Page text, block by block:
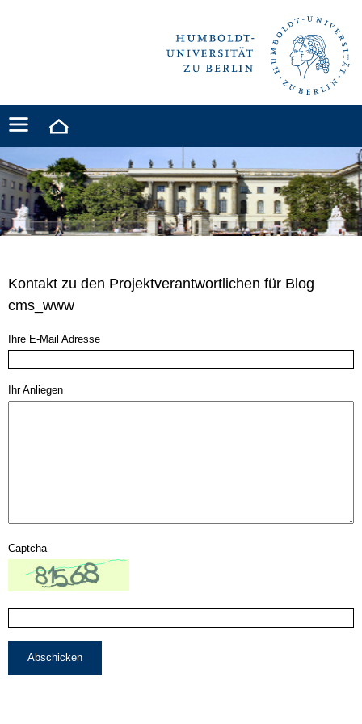
Kontakt zu den Projektverantwortlichen für Blog
cms_www
Ihre E-Mail Adresse
Ihr Anliegen
Captcha
Abschicken